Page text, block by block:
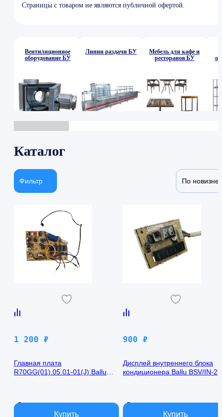
Страницы с товаром не являются публичной офертой.
Вентиляционное
оборудование БУ
Линии раздачи БУ
Мебель для кафе и
ресторанов БУ
Каталог
Фильтр По новизне
1 200 ₽
Главная плата
R70GG(01).05.01-01(J) Ballu
В наличии
900 ₽
Дисплей внутреннего блока
кондиционера Ballu BSV/IN-
В наличии